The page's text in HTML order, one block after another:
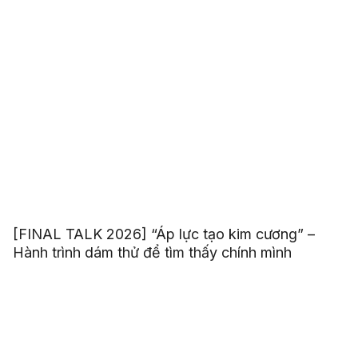
[FINAL TALK 2026] “Áp lực tạo kim cương” –
Hành trình dám thử để tìm thấy chính mình